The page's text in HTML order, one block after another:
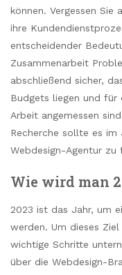
können. Vergessen Sie
ihre
entscheidender
Zusammenarbeit
abschließend sicher,
Budgets liegen und für
Arbeit angemessen
Recherche sollte es
Webdesign-Agentur zu
Wie wird man
2023 ist das Jahr, um
werden. Um dieses
wichtige Schritte
über die Webdesign-